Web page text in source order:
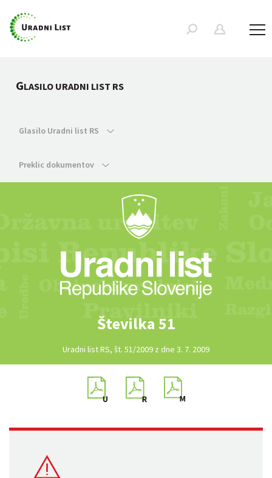
GLASILO URADNI LIST RS
Glasilo Uradni list RS
Preklic dokumentov
Številka 51
Uradni list RS, št. 51/2009 z dne 3. 7. 2009